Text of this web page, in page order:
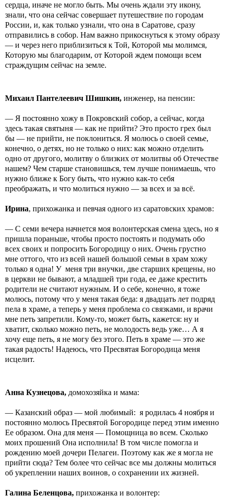
сердца, иначе не могло быть. Мы очень ждали эту икону,
знали, что она сейчас совершает путешествие по городам
России, и, как только узнали, что она в Саратове, сразу
отправились в собор. Нам важно прикоснуться к этому образу
— и через него приблизиться к Той, Которой мы молимся,
Которую мы благодарим, от Которой ждем помощи всем
страждущим сейчас на земле.
Михаил Пантелеевич Шишкин, инженер, на пенсии:
— Я постоянно хожу в Покровский собор, а сейчас, когда
здесь такая святыня — как не прийти? Это просто грех был
бы — не прийти, не поклониться. Я молюсь о своей семье,
конечно, о детях, но не только о них: как можно отделить
одно от другого, молитву о близких от молитвы об Отечестве
нашем? Чем старше становишься, тем лучше понимаешь, что
нужно ближе к Богу быть, что нужно как-то себя
преображать, и что молиться нужно — за всех и за всё.
Ирина, прихожанка и певчая одного из саратовских храмов:
— С семи вечера начнется моя волонтерская смена здесь, но я
пришла пораньше, чтобы просто постоять и подумать обо
всех своих и попросить Богородицу о них. Очень грустно
мне оттого, что из всей нашей большой семьи в храм хожу
только я одна! У меня три внучки, две старших крещены, но
в церкви не бывают, а младшей три года, ее даже крестить
родители не считают нужным. И о себе, конечно, я тоже
молюсь, потому что у меня такая беда: я двадцать лет подряд
пела в храме, а теперь у меня проблема со связками, и врачи
мне петь запретили. Кому-то, может быть, кажется: ну и
хватит, сколько можно петь, не молодость ведь уже… А я
хочу еще петь, я не могу без этого. Петь в храме — это же
такая радость! Надеюсь, что Пресвятая Богородица меня
исцелит.
Анна Кузнецова, домохозяйка и мама:
— Казанский образ — мой любимый: я родилась 4 ноября и
постоянно молюсь Пресвятой Богородице перед этим именно
Ее образом. Она для меня — Помощница во всем. Сколько
моих прошений Она исполнила! В том числе помогла и
рождению моей дочери Пелагеи. Поэтому как же я могла не
прийти сюда? Тем более что сейчас все мы должны молиться
об укреплении наших воинов, о сохранении их жизней.
Галина Беленцова, прихожанка и волонтер: